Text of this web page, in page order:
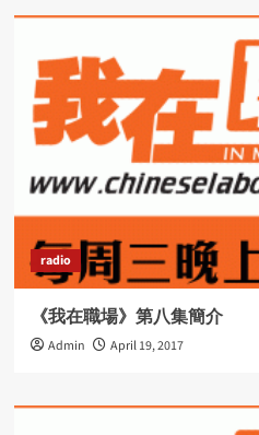
radio
《我在職場》第八集簡介
Admin April 19, 2017